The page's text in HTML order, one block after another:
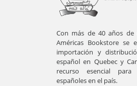
Con más de 40 años de
Américas Bookstore se
importación y
español en Quebec y
recurso esencial para
españoles en el país.